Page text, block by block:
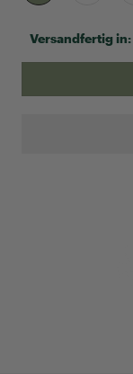
Versandfertig in: